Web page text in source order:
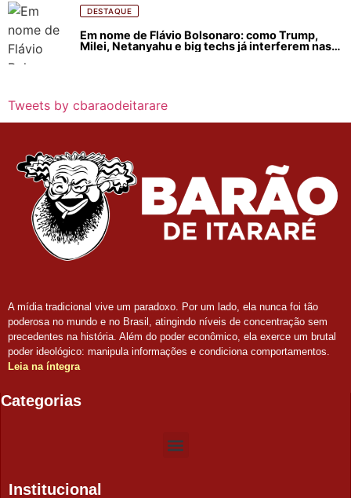
DESTAQUE
Em nome de Flávio Bolsonaro: como Trump,
Milei, Netanyahu e big techs já interferem nas
Tweets by cbaraodeitarare
A mídia tradicional vive um paradoxo. Por um lado, ela nunca foi tão
poderosa no mundo e no Brasil, atingindo níveis de concentração sem
precedentes na história. Além do poder econômico, ela exerce um brutal
poder ideológico: manipula informações e condiciona comportamentos.
Leia na íntegra
Categorias
Institucional